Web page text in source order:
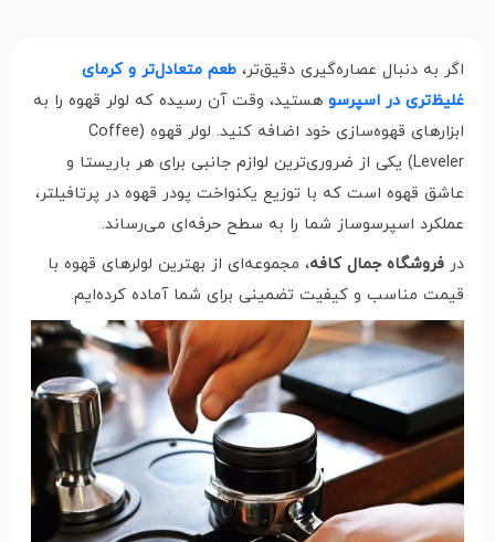
اگر به دنبال عصاره‌گیری دقیق‌تر، طعم متعادل‌تر و کرمای
غلیظ‌تری در اسپرسو هستید، وقت آن رسیده که لولر قهوه را به
ابزارهای قهوه‌سازی خود اضافه کنید. لولر قهوه (Coffee
Leveler) یکی از ضروری‌ترین لوازم جانبی برای هر باریستا و
عاشق قهوه است که با توزیع یکنواخت پودر قهوه در پرتافیلتر،
عملکرد اسپرسوساز شما را به سطح حرفه‌ای می‌رساند.
در فروشگاه جمال کافه، مجموعه‌ای از بهترین لولرهای قهوه با
قیمت مناسب و کیفیت تضمینی برای شما آماده کرده‌ایم.